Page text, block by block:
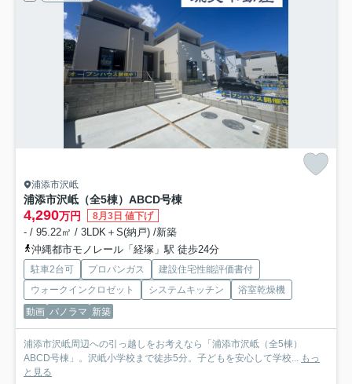
浦添市沢岻
浦添市沢岻（全5棟）ABCD号棟
4,290万円 8月3日 値下げ
- / 95.22㎡ / 3LDK＋S(納戸) /新築
沖縄都市モノレール「経塚」駅 徒歩24分
駐車2台可 プロパンガス
建設住宅性能評価書付
ウォークインクロゼット
システムキッチン
浴室乾燥機
動画 パノラマ 新築
浦添市沢岻周辺への引っ越しをお考えなら「浦添市沢岻（全5棟）
ABCD号棟」。沢岻小学校まで徒歩5分。子どもを安心して学校... もっ
と見る